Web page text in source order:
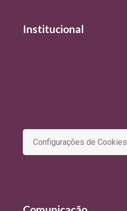
Institucional
Configurações de Cookies